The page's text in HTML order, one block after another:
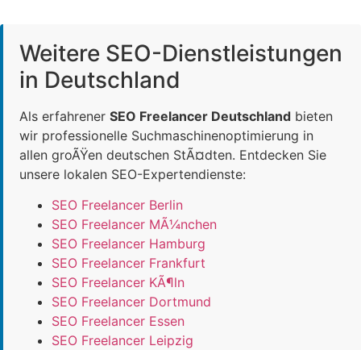
Weitere SEO-Dienstleistungen
in Deutschland
Als erfahrener SEO Freelancer Deutschland bieten
wir professionelle Suchmaschinenoptimierung in
allen groÃŸen deutschen StÃ¤dten. Entdecken Sie
unsere lokalen SEO-Expertendienste:
SEO Freelancer Berlin
SEO Freelancer MÃ¼nchen
SEO Freelancer Hamburg
SEO Freelancer Frankfurt
SEO Freelancer KÃ¶ln
SEO Freelancer Dortmund
SEO Freelancer Essen
SEO Freelancer Leipzig